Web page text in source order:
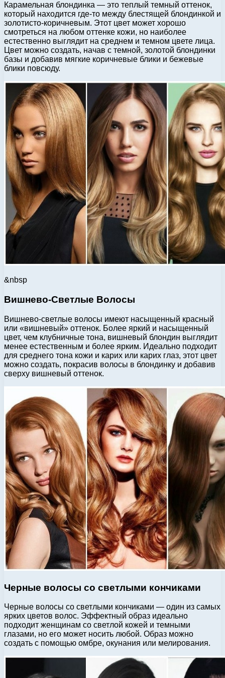
Карамельная блондинка — это теплый темный оттенок,
который находится где-то между блестящей блондинкой и
золотисто-коричневым. Этот цвет может хорошо
смотреться на любом оттенке кожи, но наиболее
естественно выглядит на среднем и темном цвете лица.
Цвет можно создать, начав с темной, золотой блондинки
базы и добавив мягкие коричневые блики и бежевые
блики повсюду.
&nbsp
Вишнево-Светлые Волосы
Вишнево-светлые волосы имеют насыщенный красный
или «вишневый» оттенок. Более яркий и насыщенный
цвет, чем клубничные тона, вишневый блондин выглядит
менее естественным и более ярким. Идеально подходит
для среднего тона кожи и карих или карих глаз, этот цвет
можно создать, покрасив волосы в блондинку и добавив
сверху вишневый оттенок.
Черные волосы со светлыми кончиками
Черные волосы со светлыми кончиками — один из самых
ярких цветов волос. Эффектный образ идеально
подходит женщинам со светлой кожей и темными
глазами, но его может носить любой. Образ можно
создать с помощью омбре, окунания или мелирования.